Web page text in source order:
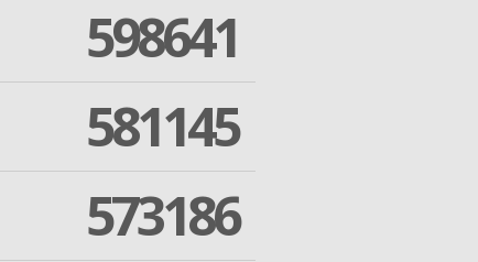
598641
581145
573186